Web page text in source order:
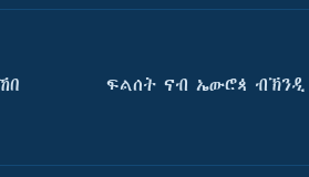
ፍልሰት ናብ ኤውሮጳ